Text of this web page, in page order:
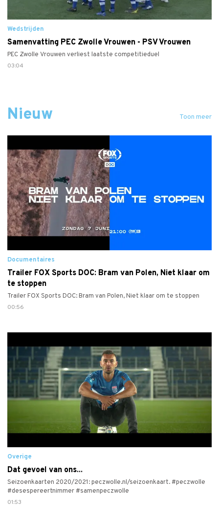
Wedstrijden
Samenvatting PEC Zwolle Vrouwen - PSV Vrouwen
PEC Zwolle Vrouwen verliest laatste competitieduel
03:04
Nieuw Toon meer
Documentaires
Trailer FOX Sports DOC: Bram van Polen, Niet klaar om
te stoppen
Trailer FOX Sports DOC: Bram van Polen, Niet klaar om te stoppen
00:56
Overige
Dat gevoel van ons...
Seizoenkaarten 2020/2021: peczwolle.nl/seizoenkaart. #peczwolle
#desespereertnimmer #samenpeczwolle
01:53